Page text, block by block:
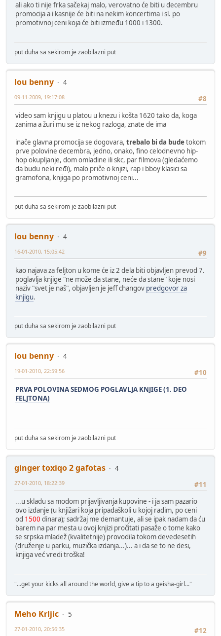
ali ako ti nije frka sačekaj malo, verovatno će biti u decembru
promocija a i kasnije će biti na nekim koncertima i sl. po
promotivnoj ceni koja će biti između 1000 i 1300.
put duha sa sekirom je zaobilazni put
lou benny
4
#8
09-11-2009, 19:17:08
video sam knjigu u platou u knezu i košta 1620 tako da, koga
zanima a žuri mu se iz nekog razloga, znate de ima
inače glavna promocija se dogovara, trebalo bi da budetokom
prve polovine decembra, jedno, onako, fino celodnevno hip-
hop okupljanje, dom omladine ili skc, par filmova (gledaćemo
da budu neki ređi), malo priče o knjizi, rap i bboy klasici sa
gramofona, knjiga po promotivnoj ceni...
put duha sa sekirom je zaobilazni put
lou benny
4
#9
16-01-2010, 15:05:42
kao najava za feljton u kome će iz 2 dela biti objavljen prevod 7.
poglavlja knjige "ne može da stane, neće da stane" koje nosi
naziv "svet je naš", objavljen je jeff changov predgovor za
knjigu.
put duha sa sekirom je zaobilazni put
lou benny
4
#10
19-01-2010, 22:59:56
PRVA POLOVINA SEDMOG POGLAVLJA KNJIGE (1. DEO
FELJTONA)
put duha sa sekirom je zaobilazni put
ginger toxiqo 2 gafotas
4
#11
27-01-2010, 18:22:39
...u skladu sa modom prijavljivanja kupovine - i ja sam pazario
ovo izdanje (u knjižari koja pripadaškoli u kojoj radim, po ceni
od 1500 dinara); sadržaj me demantuje, ali se ipak nadam da ću
barem na par mesta u ovoj knjizi pročitati pasaže o tome kako
se srpska mladež (kvalitetnije) provodila tokom devedesetih
(druženje u parku, muzička izdanja...)... a i da se to ne desi,
knjiga već vredi troška!
"...get your kicks all around the world, give a tip to a geisha-girl..."
Meho Krljic
5
#12
27-01-2010, 20:56:35